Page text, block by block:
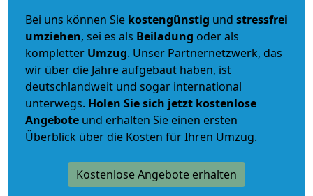
Bei uns können Sie kostengünstig und stressfrei
umziehen, sei es als Beiladung oder als
kompletter Umzug. Unser Partnernetzwerk, das
wir über die Jahre aufgebaut haben, ist
deutschlandweit und sogar international
unterwegs. Holen Sie sich jetzt kostenlose
Angebote und erhalten Sie einen ersten
Überblick über die Kosten für Ihren Umzug.
Kostenlose Angebote erhalten